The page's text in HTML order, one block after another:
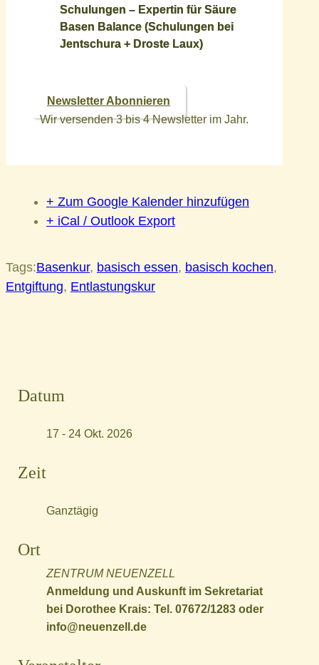
Schulungen – Expertin für Säure
Basen Balance (Schulungen bei
Jentschura + Droste Laux)
Newsletter Abonnieren
Wir versenden 3 bis 4 Newsletter im Jahr.
+ Zum Google Kalender hinzufügen
+ iCal / Outlook Export
Tags:Basenkur, basisch essen, basisch kochen,
Entgiftung, Entlastungskur
Datum
17 - 24 Okt. 2026
Zeit
Ganztägig
Ort
ZENTRUM NEUENZELL
Anmeldung und Auskunft im Sekretariat
bei Dorothee Krais: Tel. 07672/1283 oder
info@neuenzell.de